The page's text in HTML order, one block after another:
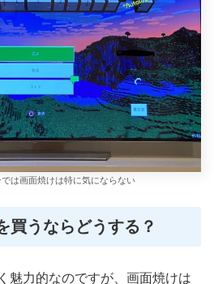
は画面焼けは特に気にならない
買うならどうする？
魅力的なのですが、画面焼けは